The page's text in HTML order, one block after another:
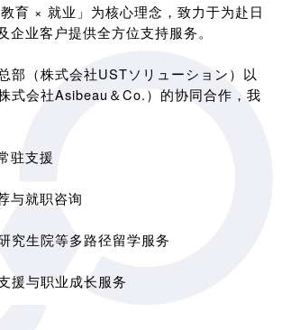
育 × 就业」为核心理念，致力于为赴日
企业客户提供全方位支持服务。
部（株式会社USTソリューション）以
式会社Asibeau＆Co.）的协同合作，我
驻支援
与就职咨询
究生院等多路径留学服务
援与职业成长服务